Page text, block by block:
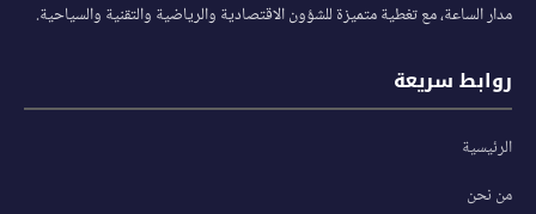
مدار الساعة، مع تغطية متميزة للشؤون الاقتصادية والرياضية والتقنية والسياحية.
روابط سريعة
الرئيسية
من نحن